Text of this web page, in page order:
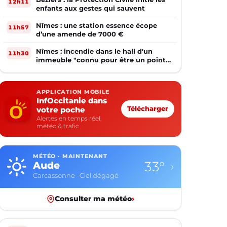
enfants aux gestes qui sauvent
11h57
Nîmes : une station essence écope
d’une amende de 7000 €
11h30
Nîmes : incendie dans le hall d'un
immeuble "connu pour être un point
APPLICATION MOBILE
InfOccitanie dans
votre poche
Alertes en temps réel,
météo & trafic
Télécharger
MÉTÉO · MAINTENANT
Aude
Carcassonne · Ciel dégagé
33° ›
Consulter ma météo›